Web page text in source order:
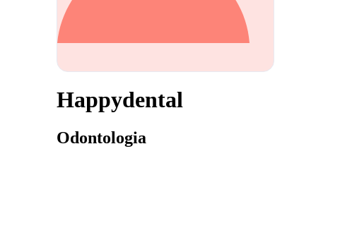
Happydental
Odontologia